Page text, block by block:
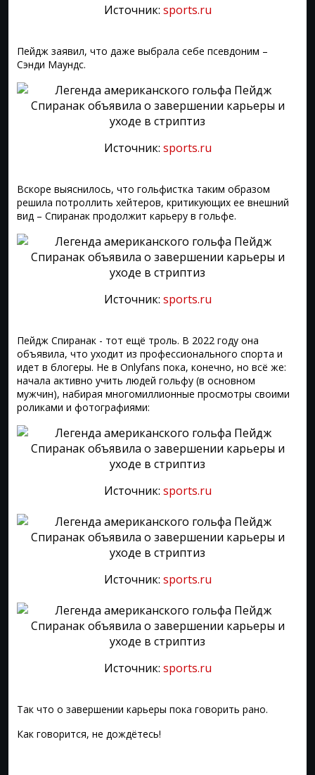
Источник: sports.ru
Пейдж заявил, что даже выбрала себе псевдоним –
Сэнди Маундс.
Источник: sports.ru
Вскоре выяснилось, что гольфистка таким образом
решила потроллить хейтеров, критикующих ее внешний
вид – Спиранак продолжит карьеру в гольфе.
Источник: sports.ru
Пейдж Спиранак - тот ещё троль. В 2022 году она
объявила, что уходит из профессионального спорта и
идет в блогеры. Не в Onlyfans пока, конечно, но всё же:
начала активно учить людей гольфу (в основном
мужчин), набирая многомиллионные просмотры своими
роликами и фотографиями:
Источник: sports.ru
Источник: sports.ru
Источник: sports.ru
Так что о завершении карьеры пока говорить рано.
Как говорится, не дождётесь!